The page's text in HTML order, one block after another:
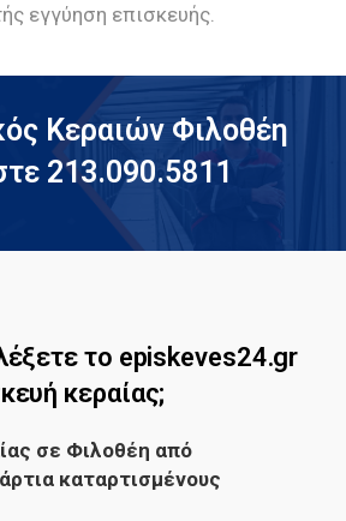
εγγύηση επισκευής.
Κεραιών Φιλοθέη
213.090.5811
το episkeves24.gr
κεραίας;
σε Φιλοθέη από
καταρτισμένους